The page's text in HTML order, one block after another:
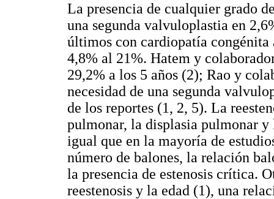
La presencia de cualquier grado
una segunda valvuloplastia en
últimos con cardiopatía congénita
4,8% al 21%. Hatem y
29,2% a los 5 años (2); Rao y
necesidad de una segunda
de los reportes (1, 2, 5). La
pulmonar, la displasia pulmonar
igual que en la mayoría de
número de balones, la relación
la presencia de estenosis crítica.
reestenosis y la edad (1), una